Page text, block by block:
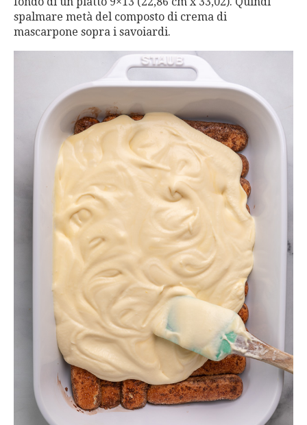
spalmare metà del composto di crema di
mascarpone sopra i savoiardi.